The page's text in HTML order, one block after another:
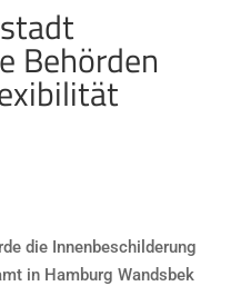
Behörden
die Innenbeschilderung
in Hamburg Wandsbek